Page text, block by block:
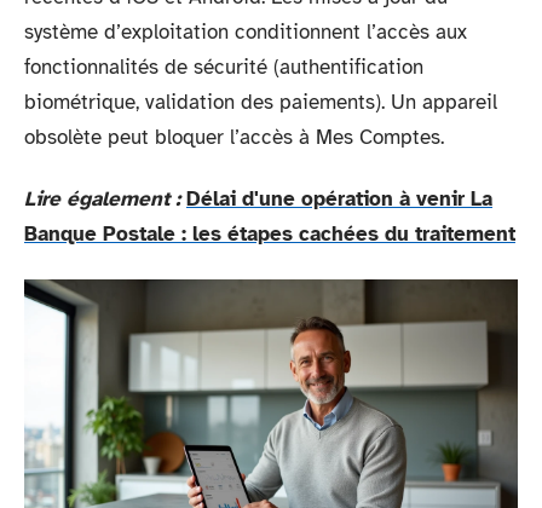
système d’exploitation conditionnent l’accès aux
fonctionnalités de sécurité (authentification
biométrique, validation des paiements). Un appareil
obsolète peut bloquer l’accès à Mes Comptes.
Lire également : Délai d'une opération à venir La
Banque Postale : les étapes cachées du traitement